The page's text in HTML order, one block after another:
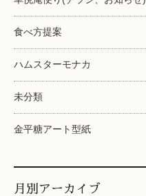
食べ方提案
ハムスターモナカ
未分類
金平糖アート型紙
月別アーカイブ